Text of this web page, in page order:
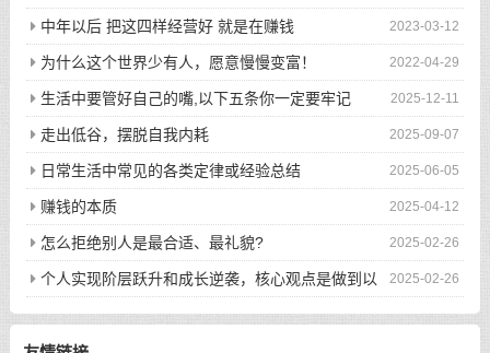
次的回眸才换来今生的相遇
2023-03-12
中年以后 把这四样经营好 就是在赚钱
2022-04-29
为什么这个世界少有人，愿意慢慢变富！
2025-12-11
生活中要管好自己的嘴,以下五条你一定要牢记
2025-09-07
走出低谷，摆脱自我内耗
2025-06-05
日常生活中常见的各类定律或经验总结
2025-04-12
赚钱的本质
2025-02-26
怎么拒绝别人是最合适、最礼貌?
2025-02-26
个人实现阶层跃升和成长逆袭，核心观点是做到以
下八件事